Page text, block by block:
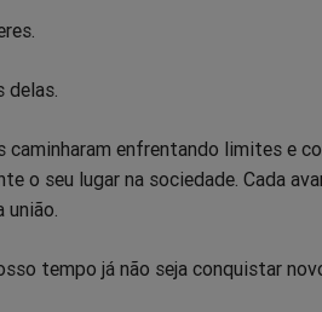
Telegram
caminharam enfrentando limites e
o seu lugar na sociedade. Cada
tempo já não seja conquistar